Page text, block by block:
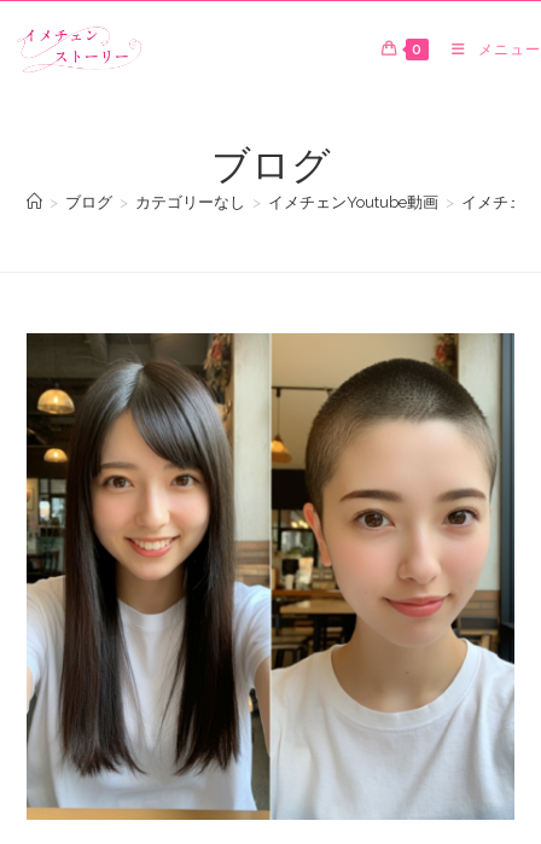
0 メニュー
ブログ
> ブログ > カテゴリーなし > イメチェンYoutube動画 > イメチェ